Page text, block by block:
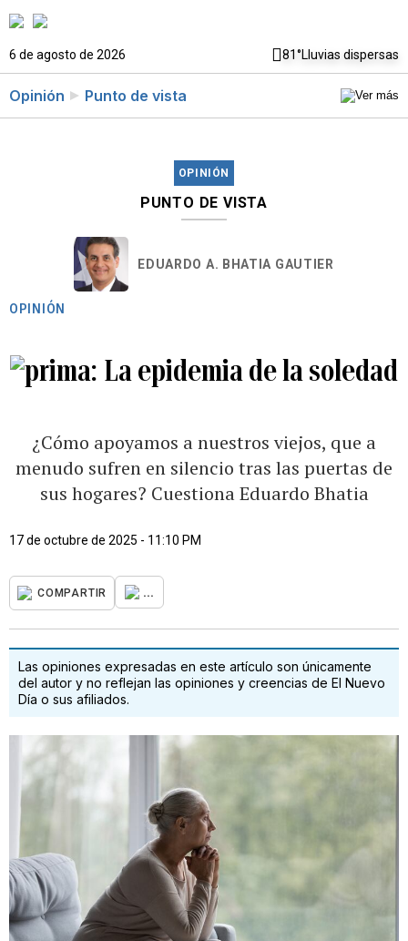
6 de agosto de 2026 81°Lluvias dispersas
Opinión Punto de vista
OPINIÓN
PUNTO DE VISTA
EDUARDO A. BHATIA GAUTIER
OPINIÓN
La epidemia de la soledad
¿Cómo apoyamos a nuestros viejos, que a
menudo sufren en silencio tras las puertas de
sus hogares? Cuestiona Eduardo Bhatia
17 de octubre de 2025 - 11:10 PM
COMPARTIR ...
Las opiniones expresadas en este artículo son únicamente
del autor y no reflejan las opiniones y creencias de El Nuevo
Día o sus afiliados.